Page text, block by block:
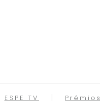
ESPE TV Prémios